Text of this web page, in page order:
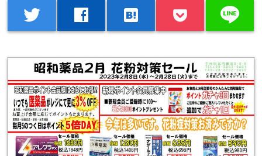
twitter facebook hatenabookmark line